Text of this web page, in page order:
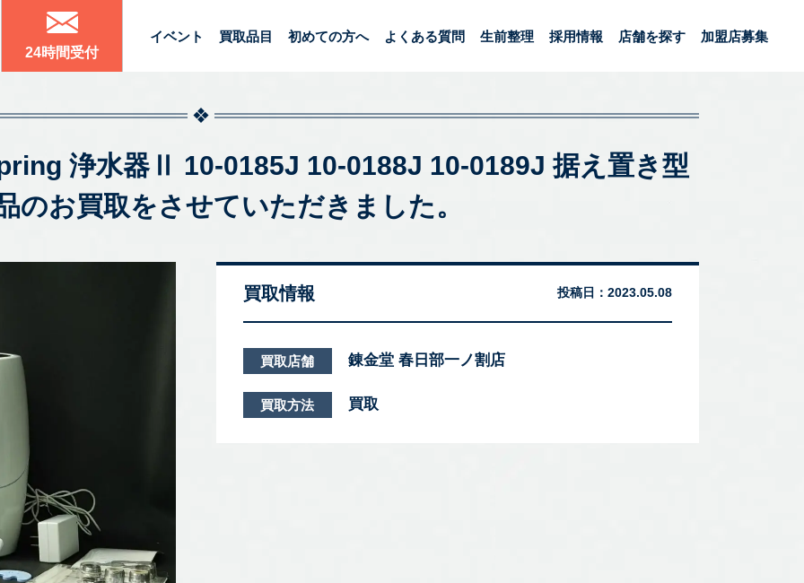
24時間受付
イベント 買取品目 初めての方へ よくある質問 生前整理 採用情報 店舗を探す 加盟店募集
浄水器Ⅱ 10-0185J 10-0188J 10-0189J 据え置き型
のお買取をさせていただきました。
買取情報 投稿日： 2023.05.08
買取店舗 錬金堂 春日部一ノ割店
買取方法 買取